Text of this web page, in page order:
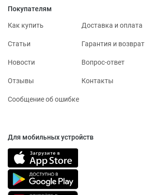
Покупателям
Как купить Доставка и оплата
Статьи Гарантия и возврат
Новости Вопрос-ответ
Отзывы Контакты
Сообщение об ошибке
Для мобильных устройств